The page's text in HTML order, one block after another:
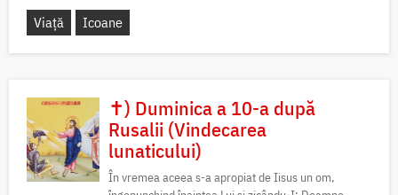
Viață Icoane
✝) Duminica a 10-a după
Rusalii (Vindecarea
lunaticului)
În vremea aceea s-a apropiat de Iisus un om,